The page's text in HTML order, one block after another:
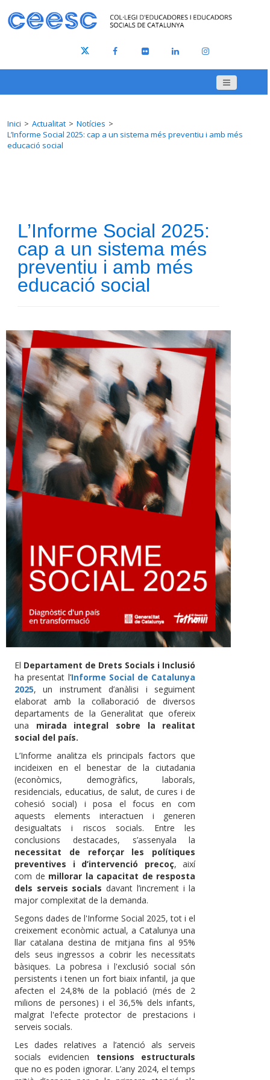
Inici Actualitat
Notícies
L’Informe Social 2025: cap a un sistema més preventiu i amb més
educació social
L’Informe Social 2025:
cap a un sistema més
preventiu i amb més
educació social
El Departament de Drets Socials i Inclusió
ha presentat l’Informe Social de Catalunya
2025, un instrument d’anàlisi i seguiment
elaborat amb la col·laboració de diversos
departaments de la Generalitat que ofereix
una mirada integral sobre la realitat
social del país.
L’Informe analitza els principals factors que
incideixen en el benestar de la ciutadania
(econòmics, demogràfics, laborals,
residencials, educatius, de salut, de cures i de
cohesió social) i posa el focus en com
aquests elements interactuen i generen
desigualtats i riscos socials. Entre les
conclusions destacades, s’assenyala la
necessitat de reforçar les polítiques
preventives i d’intervenció precoç, així
com de millorar la capacitat de resposta
dels serveis socials davant l’increment i la
major complexitat de la demanda.
Segons dades de l'Informe Social 2025, tot i el
creixement econòmic actual, a Catalunya una
llar catalana destina de mitjana fins al 95%
dels seus ingressos a cobrir les necessitats
bàsiques. La pobresa i l'exclusió social són
persistents i tenen un fort biaix infantil, ja que
afecten el 24,8% de la població (més de 2
milions de persones) i el 36,5% dels infants,
malgrat l'efecte protector de prestacions i
serveis socials.
Les dades relatives a l’atenció als serveis
socials evidencien tensions estructurals
que no es poden ignorar. L’any 2024, el temps